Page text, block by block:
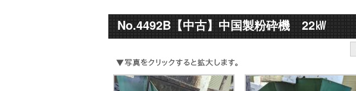
No.4492B【中古】中国製粉砕機 22㎾